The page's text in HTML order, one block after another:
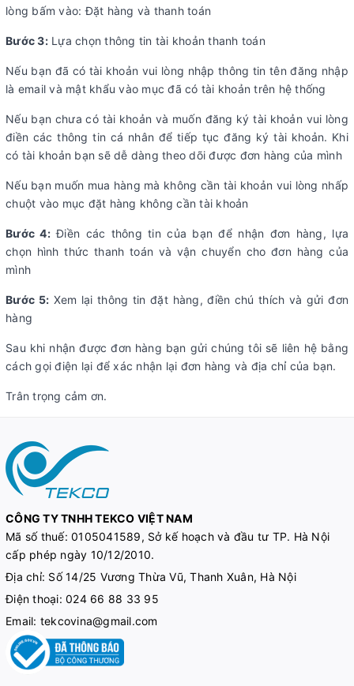
lòng bấm vào: Đặt hàng và thanh toán
Bước 3:Lựa chọn thông tin tài khoản thanh toán
Nếu bạn đã có tài khoản vui lòng nhập thông tin tên đăng nhập
là email và mật khẩu vào mục đã có tài khoản trên hệ thống
Nếu bạn chưa có tài khoản và muốn đăng ký tài khoản vui lòng
điền các thông tin cá nhân để tiếp tục đăng ký tài khoản. Khi
có tài khoản bạn sẽ dễ dàng theo dõi được đơn hàng của mình
Nếu bạn muốn mua hàng mà không cần tài khoản vui lòng nhấp
chuột vào mục đặt hàng không cần tài khoản
Bước 4:Điền các thông tin của bạn để nhận đơn hàng, lựa
chọn hình thức thanh toán và vận chuyển cho đơn hàng của
mình
Bước 5: Xem lại thông tin đặt hàng, điền chú thích và gửi đơn
hàng
Sau khi nhận được đơn hàng bạn gửi chúng tôi sẽ liên hệ bằng
cách gọi điện lại để xác nhận lại đơn hàng và địa chỉ của bạn.
Trân trọng cảm ơn.
CÔNG TY TNHH TEKCO VIỆT NAM
Mã số thuế: 0105041589, Sở kế hoạch và đầu tư TP. Hà Nội
cấp phép ngày 10/12/2010.
Địa chỉ: Số 14/25 Vương Thừa Vũ, Thanh Xuân, Hà Nội
Điện thoại: 024 66 88 33 95
Email: tekcovina@gmail.com